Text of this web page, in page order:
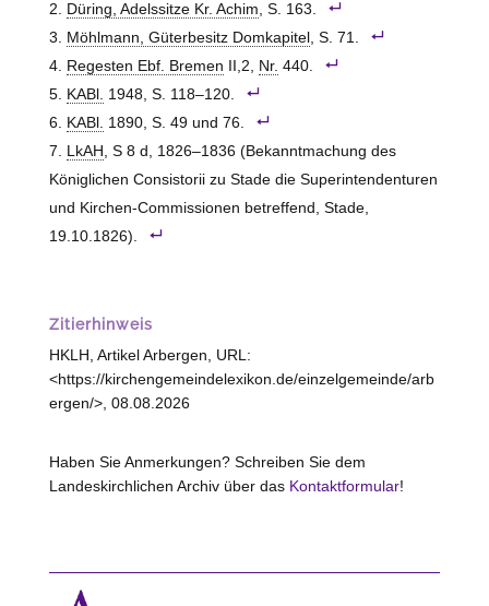
Düring, Adelssitze Kr. Achim, S. 163.
Möhlmann, Güterbesitz Domkapitel , S. 71.
Regesten Ebf. Bremen II,2, Nr. 440.
KABl. 1948, S. 118–120.
KABl. 1890, S. 49 und 76.
LkAH , S 8 d, 1826–1836 (Bekanntmachung des
Königlichen Consistorii zu Stade die Superintendenturen
und Kirchen-Commissionen betreffend, Stade,
19.10.1826).
Zitierhinweis
HKLH, Artikel Arbergen, URL:
<https://kirchengemeindelexikon.de/einzelgemeinde/arb
ergen/>, 08.08.2026
Haben Sie Anmerkungen? Schreiben Sie dem
Landeskirchlichen Archiv über das Kontaktformular!